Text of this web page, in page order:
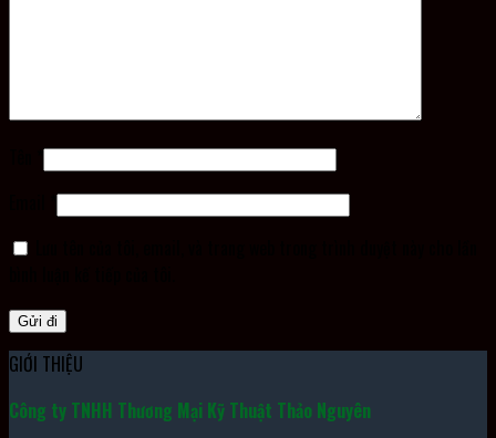
GIỚI THIỆU
Công ty TNHH Thương Mại Kỹ Thuật Thảo Nguyên